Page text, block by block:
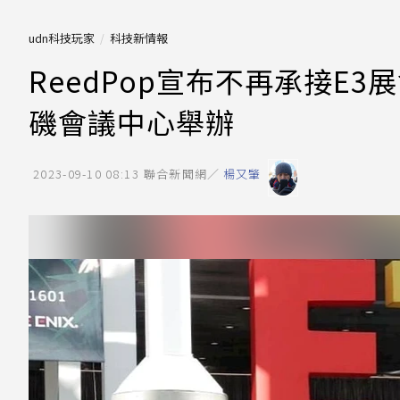
udn科技玩家 科技新情報
ReedPop宣布不再承接E3
磯會議中心舉辦
2023-09-10 08:13 聯合新聞網／ 楊又肇